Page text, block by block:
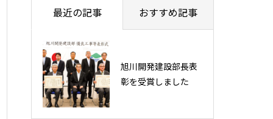
最近の記事 おすすめ記事
旭川開発建設部長表
彰を受賞しました
旭川開発建設部長表
彰を受賞しました